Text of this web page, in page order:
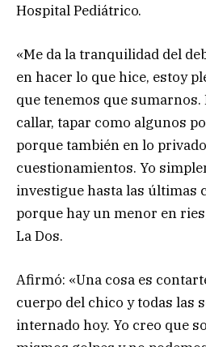
Hospital Pediátrico.
«Me da la tranquilidad del
en hacer lo que hice, estoy
que tenemos que
callar, tapar como algunos
porque también en lo
cuestionamientos. Yo
investigue hasta las últimas
porque hay un menor en
La Dos.
Afirmó: «Una cosa es
cuerpo del chico y todas las
internado hoy. Yo creo que